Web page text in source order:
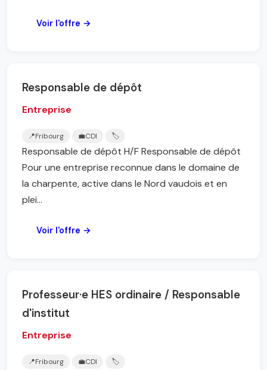
Voir l'offre →
Responsable de dépôt
Entreprise
📍Fribourg 💼CDI 🏷️
Responsable de dépôt H/F Responsable de dépôt
Pour une entreprise reconnue dans le domaine de
la charpente, active dans le Nord vaudois et en
plei...
Voir l'offre →
Professeur·e HES ordinaire / Responsable
d'institut
Entreprise
📍Fribourg 💼CDI 🏷️